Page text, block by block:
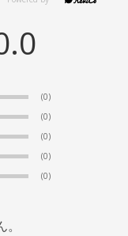
(0)
(0)
(0)
(0)
(0)